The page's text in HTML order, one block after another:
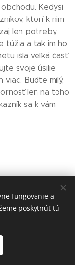
Kedysi
ktorí k nim
len potreby
túžia a tak im ho
išla veľká časť
svoje úsilie
viac. Buďte milý,
len na toho
sa k vám
fungovanie a
poskytnúť tú